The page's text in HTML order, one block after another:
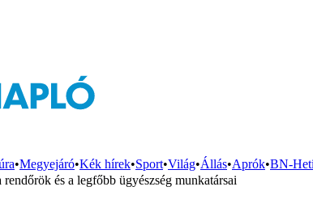
•Megyejáró•Kék hírek•Sport•Világ•Állás•Aprók•BN-
és a legfőbb ügyészség munkatársai